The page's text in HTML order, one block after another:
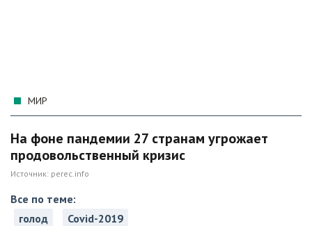
МИР
На фоне пандемии 27 странам угрожает
продовольственный кризис
Источник: perec.info
Все по теме:
голод
Covid-2019